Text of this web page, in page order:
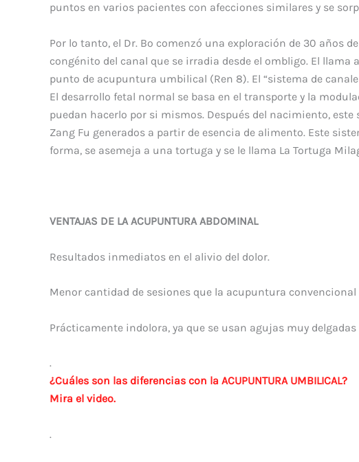
puntos en varios pacientes con afecciones similares y se
Por lo tanto, el Dr. Bo comenzó una exploración de 30 años
congénito del canal que se irradia desde el ombligo. El llama
punto de acupuntura umbilical (Ren 8). El “sistema de
El desarrollo fetal normal se basa en el transporte y la
puedan hacerlo por si mismos. Después del nacimiento,
Zang Fu generados a partir de esencia de alimento. Este
forma, se asemeja a una tortuga y se le llama La Tortuga
VENTAJAS DE LA ACUPUNTURA ABDOMINAL
Resultados inmediatos en el alivio del dolor.
Menor cantidad de sesiones que la acupuntura
Prácticamente indolora, ya que se usan agujas muy
.
¿Cuáles son las diferencias con la ACUPUNTURA UMBILICAL?
Mira el video.
.